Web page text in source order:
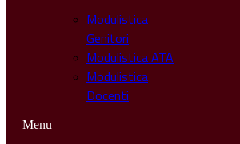
Modulistica
Genitori
Modulistica ATA
Modulistica
Docenti
Menu